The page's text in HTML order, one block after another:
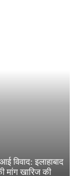
विवाद: इलाहाबाद
मांग खारिज की